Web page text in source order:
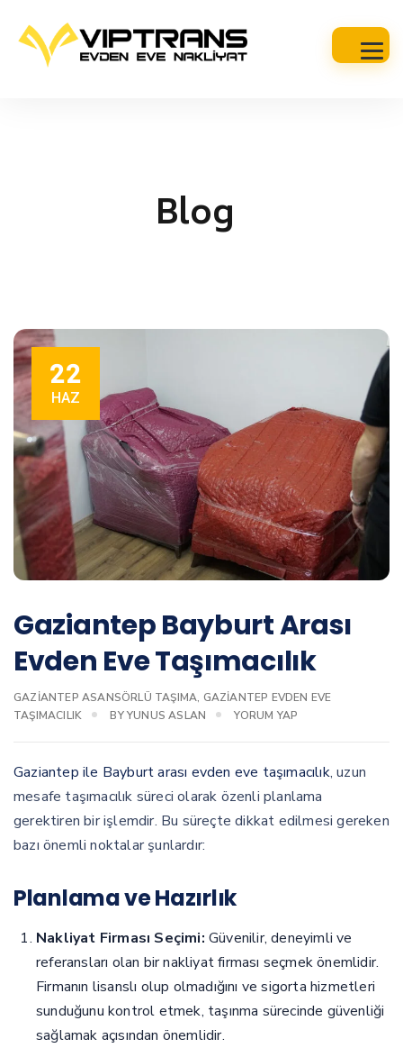
Blog
22
HAZ
Gaziantep Bayburt Arası
Evden Eve Taşımacılık
GAZIANTEP ASANSÖRLÜ TAŞIMA, GAZIANTEP EVDEN EVE
TAŞIMACILIK
BYYUNUS ASLAN YORUM YAP
Gaziantep ile Bayburt arası evden eve taşımacılık, uzun
mesafe taşımacılık süreci olarak özenli planlama
gerektiren bir işlemdir. Bu süreçte dikkat edilmesi gereken
bazı önemli noktalar şunlardır:
Planlama ve Hazırlık
Nakliyat Firması Seçimi: Güvenilir, deneyimli ve
referansları olan bir nakliyat firması seçmek önemlidir.
Firmanın lisanslı olup olmadığını ve sigorta hizmetleri
sunduğunu kontrol etmek, taşınma sürecinde güvenliği
sağlamak açısından önemlidir.